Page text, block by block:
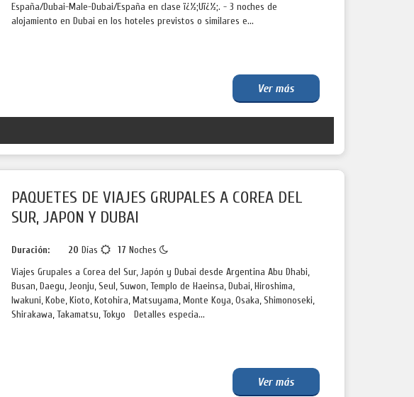
España/Dubai-Male-Dubai/España en clase ï¿½;Uï¿½;. - 3 noches de
alojamiento en Dubai en los hoteles previstos o similares e...
Ver más
PAQUETES DE VIAJES GRUPALES A COREA DEL
SUR, JAPON Y DUBAI
Duración: 20 Días 17 Noches
Viajes Grupales a Corea del Sur, Japón y Dubai desde Argentina Abu Dhabi,
Busan, Daegu, Jeonju, Seul, Suwon, Templo de Haeinsa, Dubai, Hiroshima,
Iwakuni, Kobe, Kioto, Kotohira, Matsuyama, Monte Koya, Osaka, Shimonoseki,
Shirakawa, Takamatsu, Tokyo Detalles especia...
Ver más